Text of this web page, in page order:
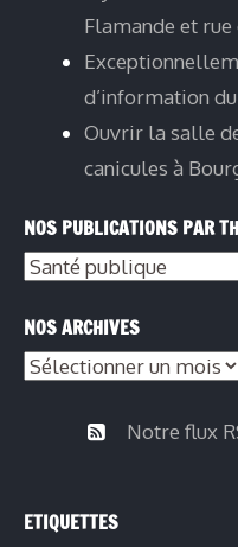
Flamande et
d’information
Ouvrir la salle
canicules à
NOS PUBLICATIONS PAR
Nos
par
thèmes
NOS ARCHIVES
Nos
Notre flux
ETIQUETTES